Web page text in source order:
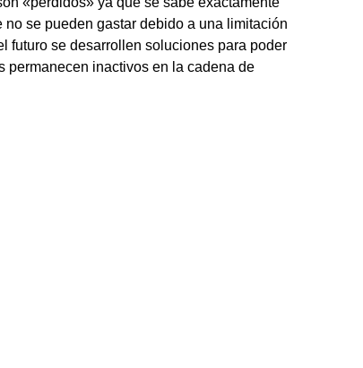
se pueden gastar debido a una limitación
futuro se desarrollen soluciones para poder
permanecen inactivos en la cadena de